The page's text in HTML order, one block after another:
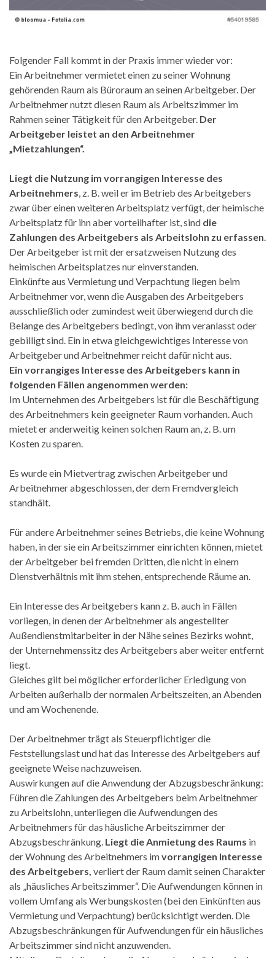
Folgender Fall kommt in der Praxis immer wieder vor:
Ein Arbeitnehmer vermietet einen zu seiner Wohnung
gehörenden Raum als Büroraum an seinen Arbeitgeber. Der
Arbeitnehmer nutzt diesen Raum als Arbeitszimmer im
Rahmen seiner Tätigkeit für den Arbeitgeber. Der
Arbeitgeber leistet an den Arbeitnehmer
„Mietzahlungen“.
Liegt die Nutzung im vorrangigen Interesse des
Arbeitnehmers, z. B. weil er im Betrieb des Arbeitgebers
zwar über einen weiteren Arbeitsplatz verfügt, der heimische
Arbeitsplatz für ihn aber vorteilhafter ist, sind die
Zahlungen des Arbeitgebers als Arbeitslohn zu erfassen.
Der Arbeitgeber ist mit der ersatzweisen Nutzung des
heimischen Arbeitsplatzes nur einverstanden.
Einkünfte aus Vermietung und Verpachtung liegen beim
Arbeitnehmer vor, wenn die Ausgaben des Arbeitgebers
ausschließlich oder zumindest weit überwiegend durch die
Belange des Arbeitgebers bedingt, von ihm veranlasst oder
gebilligt sind. Ein in etwa gleichgewichtiges Interesse von
Arbeitgeber und Arbeitnehmer reicht dafür nicht aus.
Ein vorrangiges Interesse des Arbeitgebers kann in
folgenden Fällen angenommen werden:
Im Unternehmen des Arbeitgebers ist für die Beschäftigung
des Arbeitnehmers kein geeigneter Raum vorhanden. Auch
mietet er anderweitig keinen solchen Raum an, z. B. um
Kosten zu sparen.
Es wurde ein Mietvertrag zwischen Arbeitgeber und
Arbeitnehmer abgeschlossen, der dem Fremdvergleich
standhält.
Für andere Arbeitnehmer seines Betriebs, die keine Wohnung
haben, in der sie ein Arbeitszimmer einrichten können, mietet
der Arbeitgeber bei fremden Dritten, die nicht in einem
Dienstverhältnis mit ihm stehen, entsprechende Räume an.
Ein Interesse des Arbeitgebers kann z. B. auch in Fällen
vorliegen, in denen der Arbeitnehmer als angestellter
Außendienstmitarbeiter in der Nähe seines Bezirks wohnt,
der Unternehmenssitz des Arbeitgebers aber weiter entfernt
liegt.
Gleiches gilt bei möglicher erforderlicher Erledigung von
Arbeiten außerhalb der normalen Arbeitszeiten, an Abenden
und am Wochenende.
Der Arbeitnehmer trägt als Steuerpflichtiger die
Feststellungslast und hat das Interesse des Arbeitgebers auf
geeignete Weise nachzuweisen.
Auswirkungen auf die Anwendung der Abzugsbeschränkung:
Führen die Zahlungen des Arbeitgebers beim Arbeitnehmer
zu Arbeitslohn, unterliegen die Aufwendungen des
Arbeitnehmers für das häusliche Arbeitszimmer der
Abzugsbeschränkung. Liegt die Anmietung des Raums in
der Wohnung des Arbeitnehmers imvorrangigen Interesse
des Arbeitgebers, verliert der Raum damit seinen Charakter
als „häusliches Arbeitszimmer“. Die Aufwendungen können in
vollem Umfang als Werbungskosten (bei den Einkünften aus
Vermietung und Verpachtung) berücksichtigt werden. Die
Abzugsbeschränkungen für Aufwendungen für ein häusliches
Arbeitszimmer sind nicht anzuwenden.